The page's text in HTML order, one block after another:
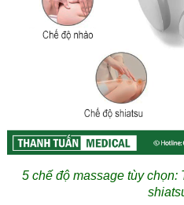
5 chế độ massage tùy chọn: